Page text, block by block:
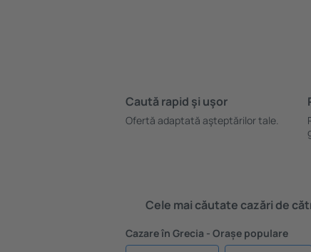
Caută rapid şi uşor
Ofertă adaptată aşteptărilor tale.
Cele mai căutate cazări de
Cazare în Grecia - Orașe populare